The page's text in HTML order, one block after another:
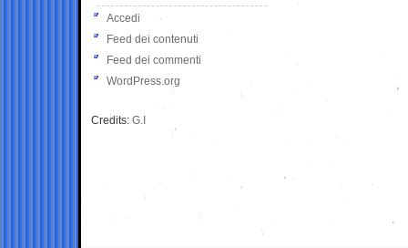
Accedi
Feed dei contenuti
Feed dei commenti
WordPress.org
Credits: G.I